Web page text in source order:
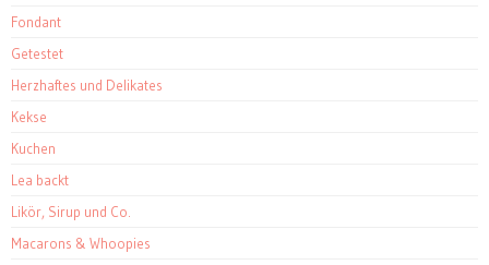
Fondant
Getestet
Herzhaftes und Delikates
Kekse
Kuchen
Lea backt
Likör, Sirup und Co.
Macarons & Whoopies